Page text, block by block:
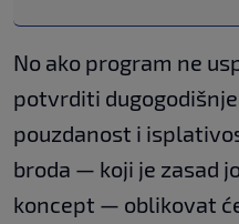
No ako program ne
potvrditi
pouzdanost i
broda — koji je zasad
koncept — oblikovat